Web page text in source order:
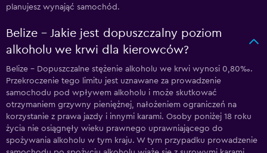
planujesz wynająć samochód.
Belize – Jakie jest dopuszczalny poziom
alkoholu we krwi dla kierowców?
Belize – Dopuszczalne stężenie alkoholu we krwi wynosi 0,80‰.
Przekroczenie tego limitu jest uznawane za prowadzenie
samochodu pod wpływem alkoholu i może skutkować
otrzymaniem grzywny pieniężnej, nałożeniem ograniczeń na
korzystanie z prawa jazdy i innymi karami. Osoby poniżej 18 roku
życia nie osiągnęły wieku prawnego uprawniającego do
spożywania alkoholu w tym kraju. W tym przypadku prowadzenie